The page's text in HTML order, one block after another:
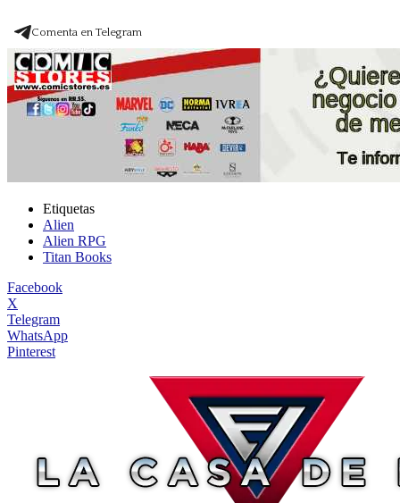
Comenta en Telegram
Etiquetas
Alien
Alien RPG
Titan Books
Facebook
X
Telegram
WhatsApp
Pinterest